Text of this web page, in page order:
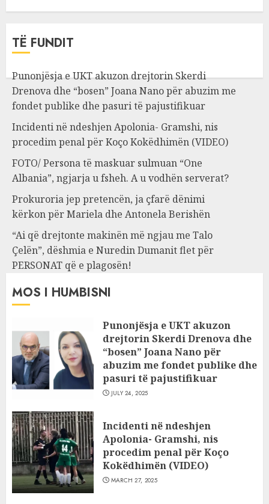
TË FUNDIT
Punonjësja e UKT akuzon drejtorin Skerdi
Drenova dhe “bosen” Joana Nano për abuzim me
fondet publike dhe pasuri të pajustifikuar
Incidenti në ndeshjen Apolonia- Gramshi, nis
procedim penal për Koço Kokëdhimën (VIDEO)
FOTO/ Persona të maskuar sulmuan “One
Albania”, ngjarja u fsheh. A u vodhën serverat?
Prokuroria jep pretencën, ja çfarë dënimi
kërkon për Mariela dhe Antonela Berishën
“Ai që drejtonte makinën më ngjau me Talo
Çelën”, dëshmia e Nuredin Dumanit flet për
PERSONAT që e plagosën!
MOS I HUMBISNI
Punonjësja e UKT akuzon
drejtorin Skerdi Drenova dhe
“bosen” Joana Nano për
abuzim me fondet publike dhe
pasuri të pajustifikuar
JULY 24, 2025
Incidenti në ndeshjen
Apolonia- Gramshi, nis
procedim penal për Koço
Kokëdhimën (VIDEO)
MARCH 27, 2025